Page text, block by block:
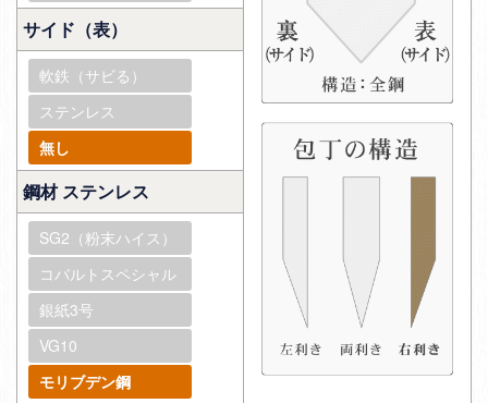
サイド（表）
軟鉄（サビる）
ステンレス
無し
鋼材 ステンレス
SG2（粉末ハイス）
コバルトスペシャル
銀紙3号
VG10
モリブデン鋼